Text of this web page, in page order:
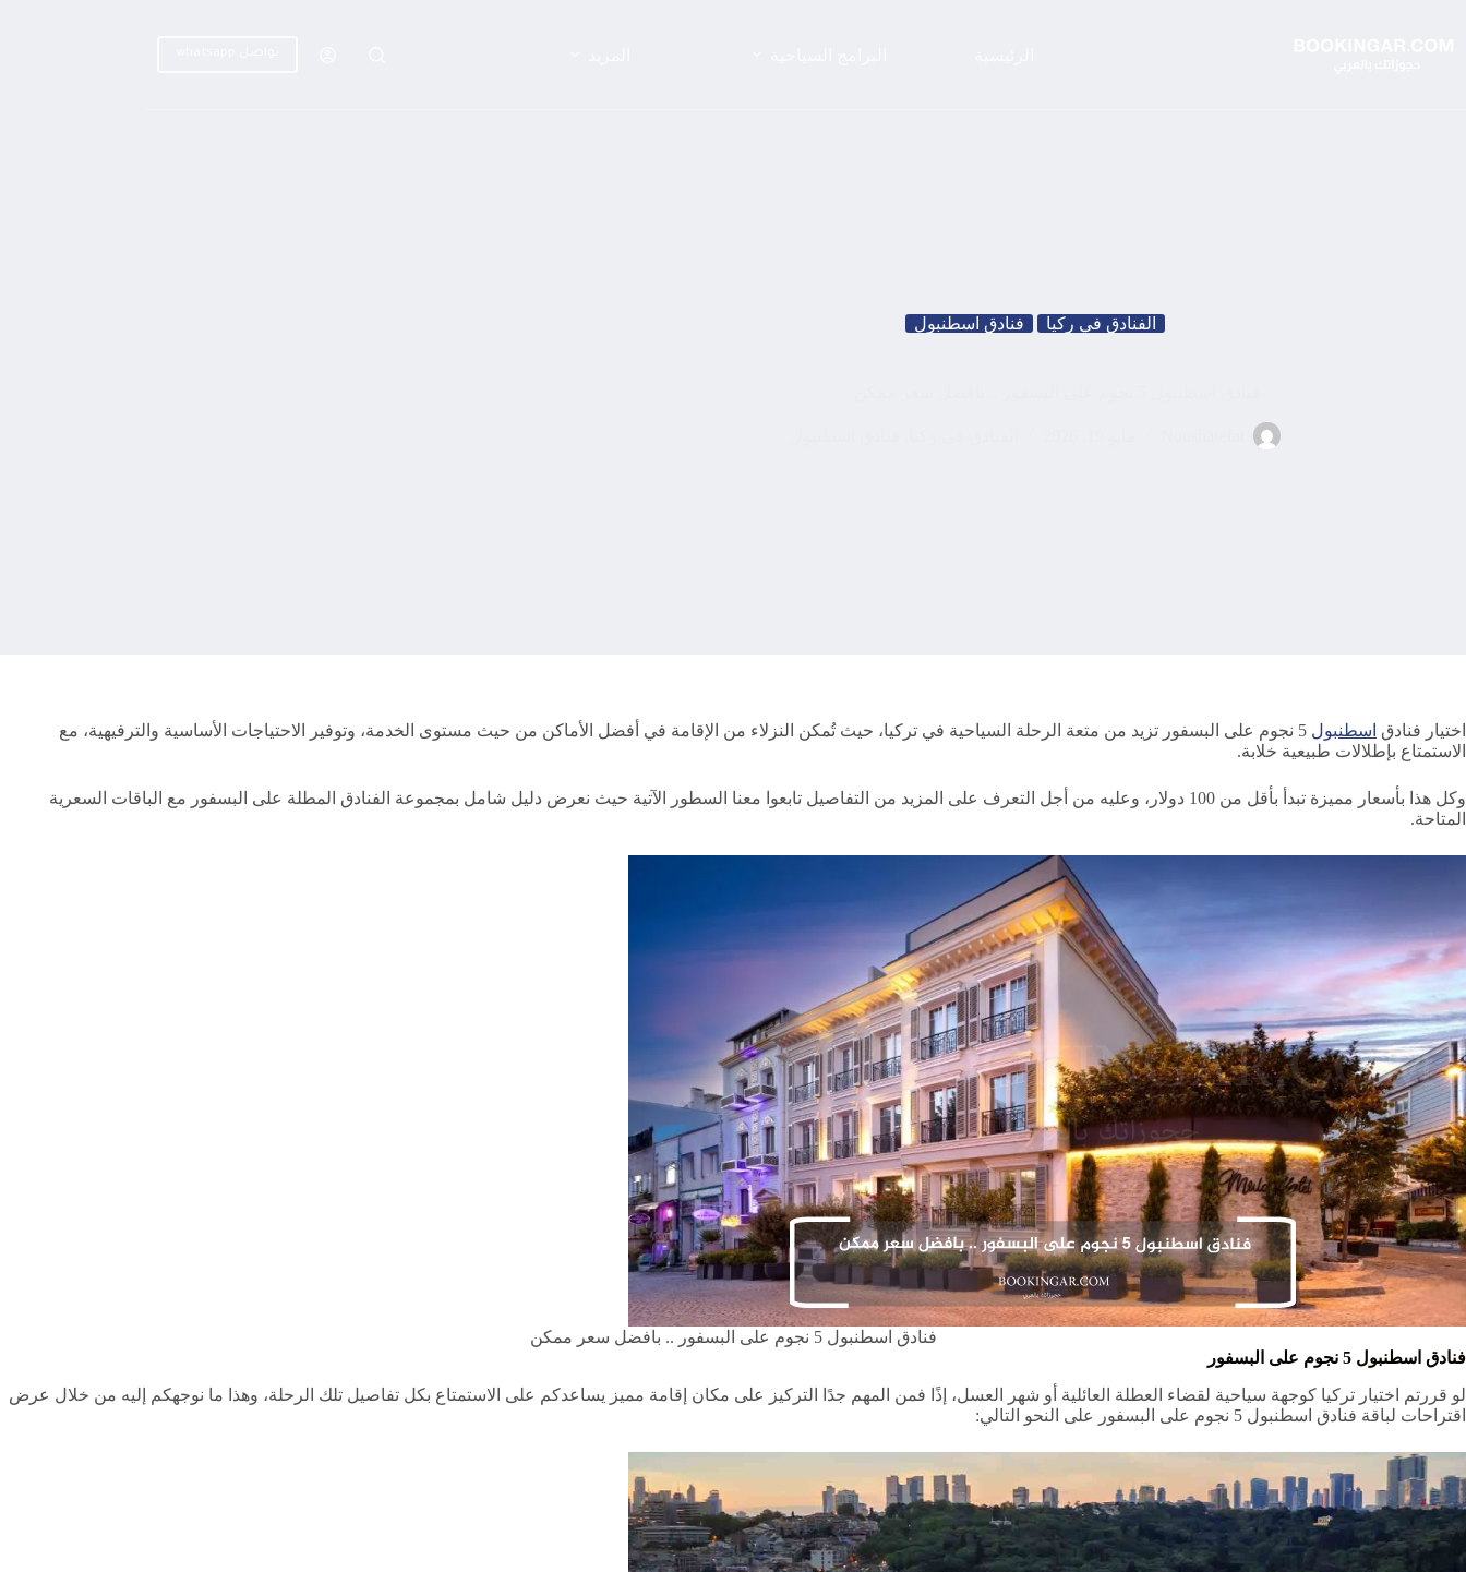
الفنادق في ركيا فنادق اسطنبول
اختيار فنادق اسطنبول
5 نجوم على البسفور تزيد من متعة الرحلة السياحية في تركيا، حيث تُمكن النزلاء من الإقامة في أفضل الأماكن من حيث مستوى الخدمة، وتوفير الاحتياجات الأساسية والترفيهية، مع
الاستمتاع بإطلالات طبيعية خلابة.
وكل هذا بأسعار مميزة تبدأ بأقل من 100 دولار، وعليه من أجل التعرف على المزيد من التفاصيل تابعوا معنا السطور الآتية حيث نعرض دليل شامل بمجموعة الفنادق المطلة على البسفور مع الباقات السعرية
المتاحة.
فنادق اسطنبول 5 نجوم على البسفور .. بافضل سعر ممكن
فنادق اسطنبول 5 نجوم على البسفور
لو قررتم اختيار تركيا كوجهة سياحية لقضاء العطلة العائلية أو شهر العسل، إذًا فمن المهم جدًا التركيز على مكان إقامة مميز يساعدكم على الاستمتاع بكل تفاصيل تلك الرحلة، وهذا ما نوجهكم إليه من خلال عرض
اقتراحات لباقة فنادق اسطنبول 5 نجوم على البسفور على النحو التالي: